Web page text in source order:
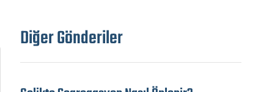
Diğer Gönderiler